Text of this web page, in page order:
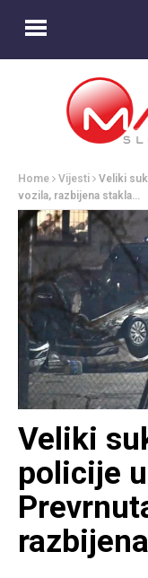
Home Vijesti
Veliki
vozila, razbijena stakla…
Veliki
policije